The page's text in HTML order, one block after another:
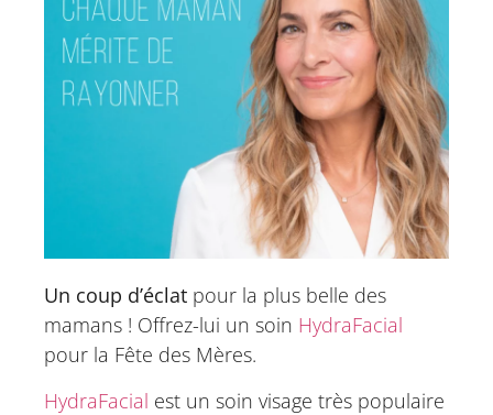
Un coup d’éclat pour la plus belle des
mamans ! Offrez-lui un soin HydraFacial
pour la Fête des Mères.
HydraFacial est un soin visage très populaire